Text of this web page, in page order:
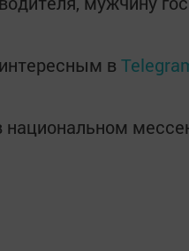
в
национальном